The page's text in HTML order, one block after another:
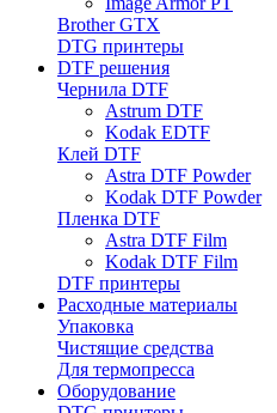
Brother GTX
DTG принтеры
DTF решения
Чернила DTF
Astrum DTF
Kodak EDTF
Клей DTF
Astra DTF Powder
Kodak DTF Powder
Пленка DTF
Astra DTF Film
Kodak DTF Film
DTF принтеры
Расходные материалы
Упаковка
Чистящие средства
Для термопресса
Оборудование